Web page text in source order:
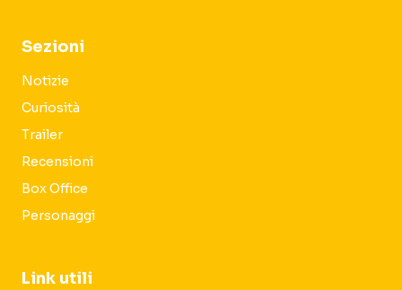
Sezioni
Notizie
Curiosità
Trailer
Recensioni
Box Office
Personaggi
Link utili